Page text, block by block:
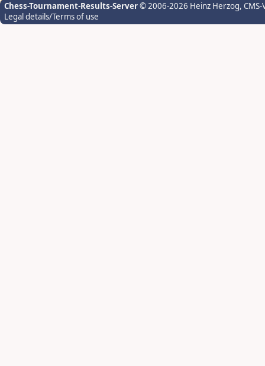
Chess-Tournament-Results-Server© 2006-2026 Heinz Herzog,
Legal details/Terms of use